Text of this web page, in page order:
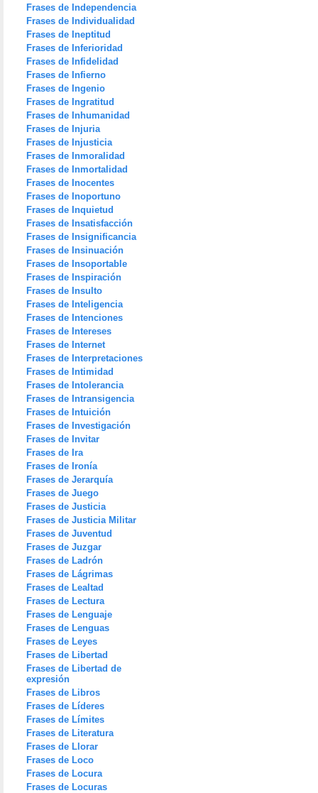
Frases de Independencia
Frases de Individualidad
Frases de Ineptitud
Frases de Inferioridad
Frases de Infidelidad
Frases de Infierno
Frases de Ingenio
Frases de Ingratitud
Frases de Inhumanidad
Frases de Injuria
Frases de Injusticia
Frases de Inmoralidad
Frases de Inmortalidad
Frases de Inocentes
Frases de Inoportuno
Frases de Inquietud
Frases de Insatisfacción
Frases de Insignificancia
Frases de Insinuación
Frases de Insoportable
Frases de Inspiración
Frases de Insulto
Frases de Inteligencia
Frases de Intenciones
Frases de Intereses
Frases de Internet
Frases de Interpretaciones
Frases de Intimidad
Frases de Intolerancia
Frases de Intransigencia
Frases de Intuición
Frases de Investigación
Frases de Invitar
Frases de Ira
Frases de Ironía
Frases de Jerarquía
Frases de Juego
Frases de Justicia
Frases de Justicia Militar
Frases de Juventud
Frases de Juzgar
Frases de Ladrón
Frases de Lágrimas
Frases de Lealtad
Frases de Lectura
Frases de Lenguaje
Frases de Lenguas
Frases de Leyes
Frases de Libertad
Frases de Libertad de
expresión
Frases de Libros
Frases de Líderes
Frases de Límites
Frases de Literatura
Frases de Llorar
Frases de Loco
Frases de Locura
Frases de Locuras